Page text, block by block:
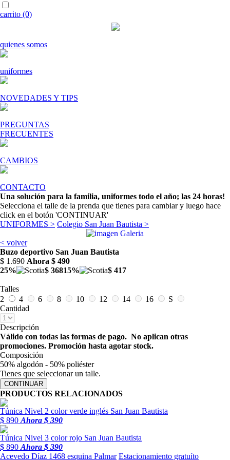
carrito (0)
quienes somos
uniformes
NOVEDADES Y TIPS
PREGUNTAS
FRECUENTES
CAMBIOS
CONTACTO
Una solución para la familia, uniformes todo el año; las 24 horas!
Selecciona el talle de la prenda que tienes para cambiar y luego hace
click en el botón 'CONTINUAR'
UNIFORMES > Colegio San Juan Bautista >
< volver
Buzo deportivo San Juan Bautista
$ 1.690 Ahora $ 490
25%
$ 36815% $ 417
Talles
2
4 6 8 10 12 14 16
S
Cantidad
Descripción
Válido con todas las formas de pago. No aplican otras
promociones. Promoción hasta agotar stock.
Composición
50% algodón - 50% poliéster
Tienes que seleccionar un talle.
PRODUCTOS RELACIONADOS
Túnica Nivel 2 color verde inglés San Juan Bautista
$ 890 Ahora $ 390
Túnica Nivel 3 color rojo San Juan Bautista
$ 890 Ahora $ 390
Acevedo Díaz 1468 esquina Palmar Estacionamiento gratuíto